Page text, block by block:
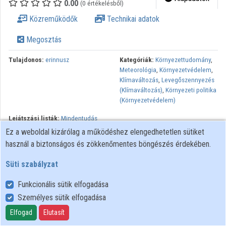
Közreműködők
0.00 (0 értékelésből)
Közreműködők Technikai adatok
Megosztás
Tulajdonos: erinnusz Kategóriák: Környezettudomány,
Meteorológia, Környezetvédelem,
Klímaváltozás, Levegőszennyezés
(Klímaváltozás), Környezeti politika
(Környezetvédelem)
Lejátszási listák:Mindentudás
Egyeteme
A levegő és a lélegzetvétel az életet jelenti számunkra. Így
könnyű belátni, hogy ha nem vigyázunk a levegőre és a légkörre,
azt bizony nagyon megbánhatjuk.
Minden jog fenntartva.
Felhasználói szabályzat
Ez a weboldal kizárólag a működéshez elengedhetetlen sütiket
használ a biztonságos és zökkenőmentes böngészés érdekében.
Süti szabályzat
Funkcionális sütik elfogadása
Személyes sütik elfogadása
Elfogad Elutasít